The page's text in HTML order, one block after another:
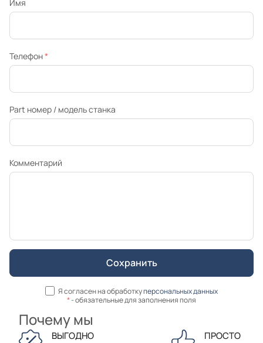
Имя
Телефон*
Part номер / модель станка
Комментарий
Я согласен на обработкуперсональных данных
*- обязательные для заполнения поля
Почему мы
ВЫГОДНО ПРОСТО